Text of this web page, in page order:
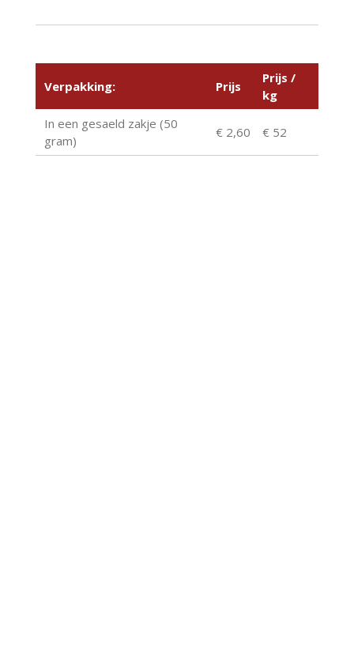
Verpakking: Prijs
Prijs /
kg
In een gesaeld zakje (50
gram)
€ 2,60 € 52